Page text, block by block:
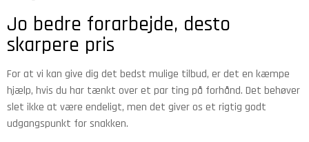
Jo bedre forarbejde, desto
skarpere pris
For at vi kan give dig det bedst mulige tilbud, er det en kæmpe
hjælp, hvis du har tænkt over et par ting på forhånd. Det behøver
slet ikke at være endeligt, men det giver os et rigtig godt
udgangspunkt for snakken.